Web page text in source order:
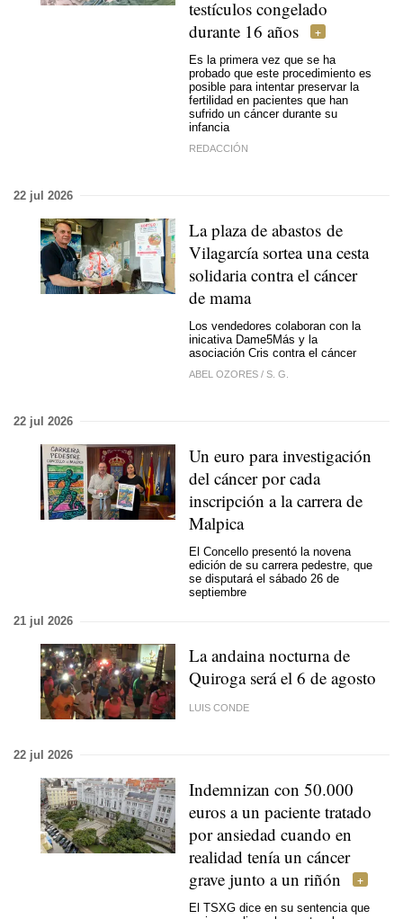
testículos congelado
durante 16 años
Es la primera vez que se ha
probado que este procedimiento es
posible para intentar preservar la
fertilidad en pacientes que han
sufrido un cáncer durante su
infancia
REDACCIÓN
22 jul 2026
La plaza de abastos de
Vilagarcía sortea una cesta
solidaria contra el cáncer
de mama
Los vendedores colaboran con la
inicativa Dame5Más y la
asociación Cris contra el cáncer
ABEL OZORES / S. G.
22 jul 2026
Un euro para investigación
del cáncer por cada
inscripción a la carrera de
Malpica
El Concello presentó la novena
edición de su carrera pedestre, que
se disputará el sábado 26 de
septiembre
21 jul 2026
La andaina nocturna de
Quiroga será el 6 de agosto
LUIS CONDE
22 jul 2026
Indemnizan con 50.000
euros a un paciente tratado
por ansiedad cuando en
realidad tenía un cáncer
grave junto a un riñón
El TSXG dice en su sentencia que